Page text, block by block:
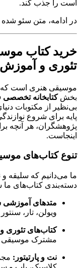
است را جذب کند.
در ادامه، متن سئو
خرید کتاب
تئوری و
موسیقی هنری است که
بخشکتابخانه تخصصی
بی‌نظیر از مکتوبات
پایه برای شروع
پژوهشگران، هر آنچه
اینجاست.
تنوع کتاب‌های
ما می‌دانیم که سلیقه و
دسته‌بندی کتاب‌های
متدهای آموزشی
ویولن، تار،
کتاب‌های تئوری
مشترک موسیقی
نت و پارتیتور: